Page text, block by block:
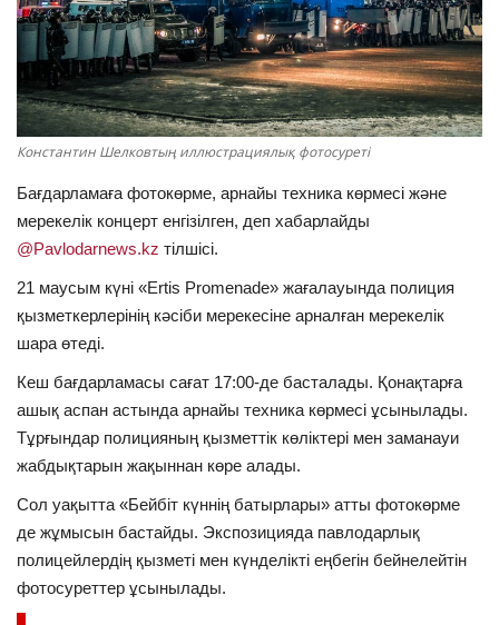
ОЙЫН-САУЫҚ
АРНАЙЫ ЖОБА
OFFICIAL
Құрылтай
Қазақша Русский
Константин Шелковтың иллюстрациялық фотосуреті
Бағдарламаға фотокөрме, арнайы техника көрмесі және
мерекелік концерт енгізілген, деп хабарлайды
@Pavlodarnews.kz тілшісі.
21 маусым күні «Ertis Promenade» жағалауында полиция
қызметкерлерінің кәсіби мерекесіне арналған мерекелік
шара өтеді.
Кеш бағдарламасы сағат 17:00-де басталады. Қонақтарға
ашық аспан астында арнайы техника көрмесі ұсынылады.
Тұрғындар полицияның қызметтік көліктері мен заманауи
жабдықтарын жақыннан көре алады.
Сол уақытта «Бейбіт күннің батырлары» атты фотокөрме
де жұмысын бастайды. Экспозицияда павлодарлық
полицейлердің қызметі мен күнделікті еңбегін бейнелейтін
фотосуреттер ұсынылады.